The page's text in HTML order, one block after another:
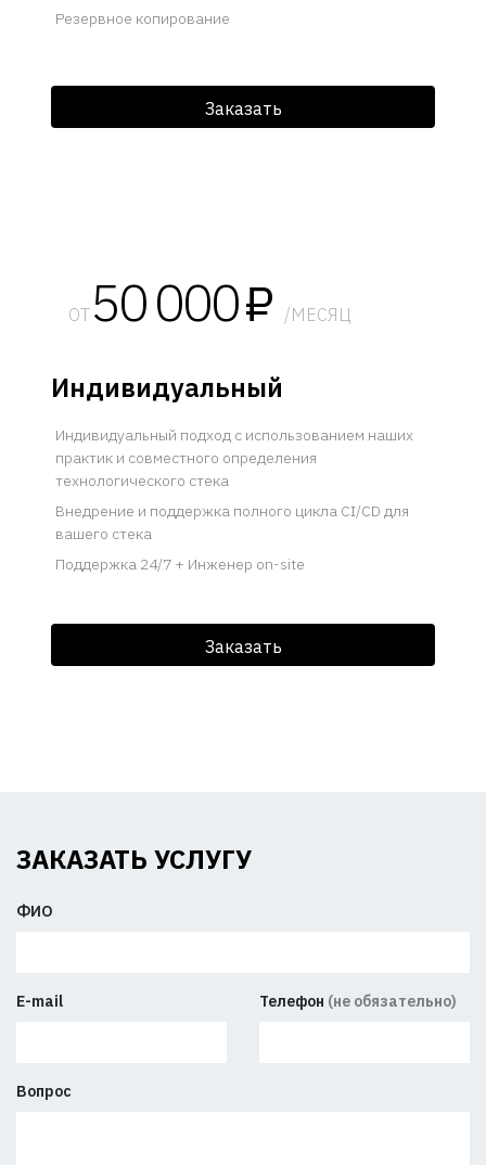
Резервное копирование
Заказать
ОТ 50 000₽ /МЕСЯЦ
Индивидуальный
Индивидуальный подход с использованием наших
практик и совместного определения
технологического стека
Внедрение и поддержка полного цикла CI/CD для
вашего стека
Поддержка 24/7 + Инженер on-site
Заказать
ЗАКАЗАТЬ УСЛУГУ
ФИО
E-mail Телефон (не обязательно)
Вопрос